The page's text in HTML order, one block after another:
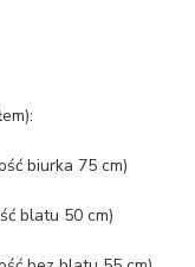
biurka 75 cm)
blatu 50 cm)